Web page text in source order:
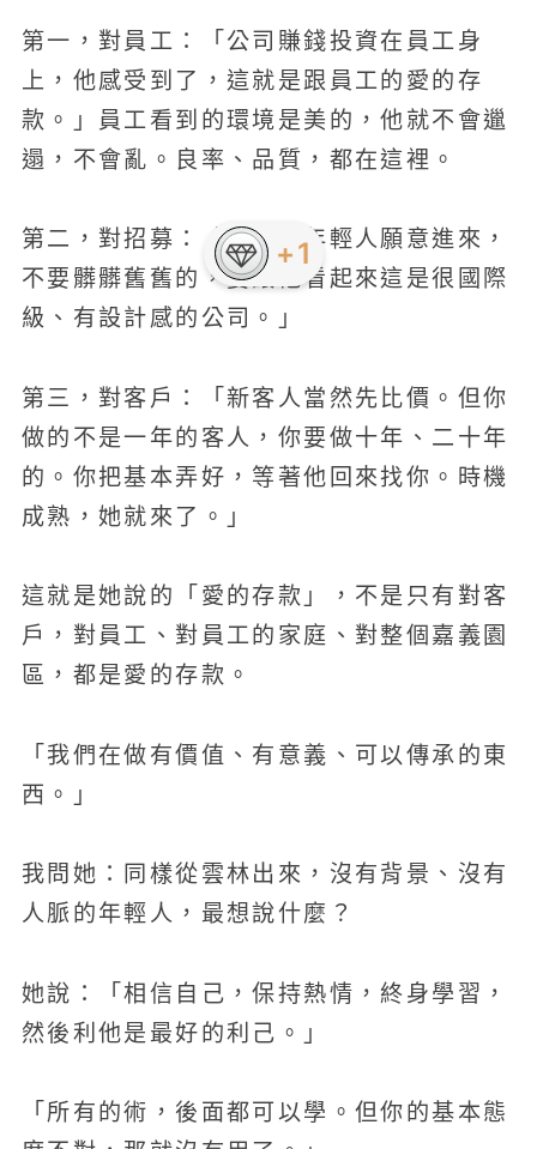
第一，對員工：「公司賺錢投資在員工身
上，他感受到了，這就是跟員工的愛的存
款。」員工看到的環境是美的，他就不會邋
遢，不會亂。良率、品質，都在這裡。
第二，對招募：「你要讓年輕人願意進來，
不要髒髒舊舊的，要讓他看起來這是很國際
級、有設計感的公司。」
第三，對客戶：「新客人當然先比價。但你
做的不是一年的客人，你要做十年、二十年
的。你把基本弄好，等著他回來找你。時機
成熟，她就來了。」
這就是她說的「愛的存款」，不是只有對客
戶，對員工、對員工的家庭、對整個嘉義園
區，都是愛的存款。
「我們在做有價值、有意義、可以傳承的東
西。」
我問她：同樣從雲林出來，沒有背景、沒有
人脈的年輕人，最想說什麼？
她說：「相信自己，保持熱情，終身學習，
然後利他是最好的利己。」
「所有的術，後面都可以學。但你的基本態
+1